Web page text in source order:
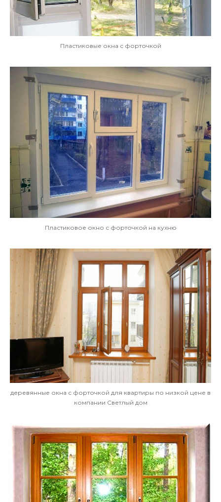
Пластиковые окна с форточкой
Пластиковое окно с форточкой на кухню
деревянные окна с форточкой для квартиры по низкой цене в
компании Светлый дом